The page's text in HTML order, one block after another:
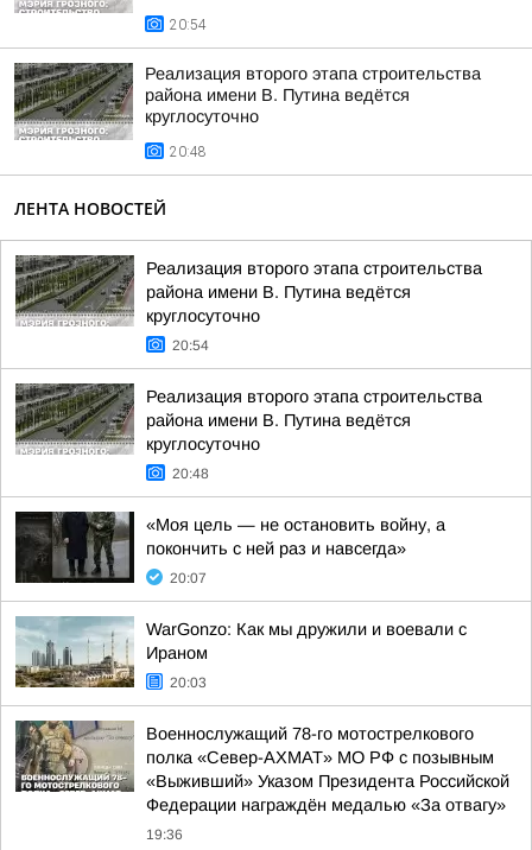
20:54
Реализация второго этапа строительства
района имени В. Путина ведётся
круглосуточно
20:48
ЛЕНТА НОВОСТЕЙ
Реализация второго этапа строительства
района имени В. Путина ведётся
круглосуточно
20:54
Реализация второго этапа строительства
района имени В. Путина ведётся
круглосуточно
20:48
«Моя цель — не остановить войну, а
покончить с ней раз и навсегда»
20:07
WarGonzo: Как мы дружили и воевали с
Ираном
20:03
Военнослужащий 78-го мотострелкового
полка «Север-АХМАТ» МО РФ с позывным
«Выживший» Указом Президента Российской
Федерации награждён медалью «За отвагу»
19:36